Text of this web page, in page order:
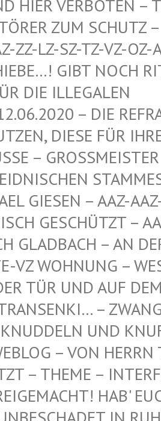
VERBOTEN –
ZUM SCHUTZ – W
LZ-SZ-TZ-VZ-OZ-
GIBT NOCH
ILLEGALEN MI
– DIE
DIESE FÜR IHRE
–
– AAZ-AAZ-
– AAZ-
– AN DER
–
AUF DEM
–
UND
– VON HERRN
– THEME –
HAB'